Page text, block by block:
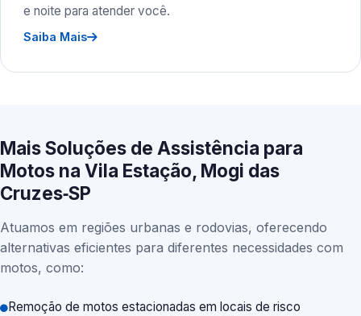
e noite para atender você.
Saiba Mais
Mais Soluções de Assistência para
Motos na Vila Estação, Mogi das
Cruzes‑SP
Atuamos em regiões urbanas e rodovias, oferecendo
alternativas eficientes para diferentes necessidades com
motos, como:
Remoção de motos estacionadas em locais de risco